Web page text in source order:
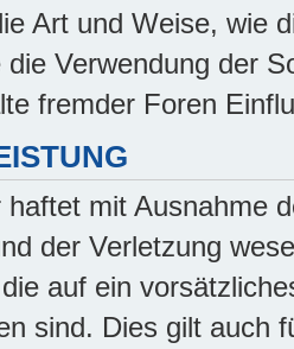
Art und Weise, wie
die Verwendung der
fremder Foren
haftet mit Ausnahme
der Verletzung
auf ein
sind. Dies gilt auch